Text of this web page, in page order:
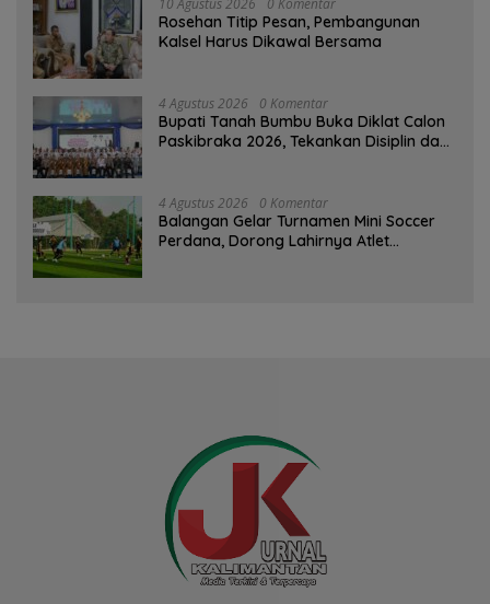
Rosehan Titip Pesan, Pembangunan
Kalsel Harus Dikawal Bersama
4 Agustus 2026 0 Komentar
Bupati Tanah Bumbu Buka Diklat Calon
Paskibraka 2026, Tekankan Disiplin dan
4 Agustus 2026 0 Komentar
Balangan Gelar Turnamen Mini Soccer
Perdana, Dorong Lahirnya Atlet